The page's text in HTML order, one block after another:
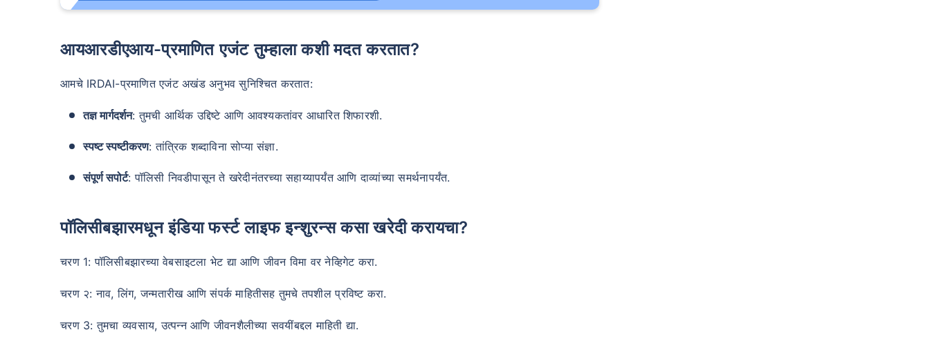
आयआरडीएआय-प्रमाणित एजंट तुम्हाला कशी मदत करतात?
आमचे IRDAI-प्रमाणित एजंट अखंड अनुभव सुनिश्चित करतात:
तज्ञ मार्गदर्शन: तुमची आर्थिक उद्दिष्टे आणि आवश्यकतांवर आधारित शिफारशी.
स्पष्ट स्पष्टीकरण: तांत्रिक शब्दाविना सोप्या संज्ञा.
संपूर्ण सपोर्ट: पॉलिसी निवडीपासून ते खरेदीनंतरच्या सहाय्यापर्यंत आणि दाव्यांच्या समर्थनापर्यंत.
पॉलिसीबझारमधून इंडिया फर्स्ट लाइफ इन्शुरन्स कसा खरेदी करायचा?
चरण 1: पॉलिसीबझारच्या वेबसाइटला भेट द्या आणि जीवन विमा वर नेव्हिगेट करा.
चरण २: नाव, लिंग, जन्मतारीख आणि संपर्क माहितीसह तुमचे तपशील प्रविष्ट करा.
चरण 3: तुमचा व्यवसाय, उत्पन्न आणि जीवनशैलीच्या सवयींबद्दल माहिती द्या.
वय टर्म विमा प्रीमियमवर कसा
24 वर्षे